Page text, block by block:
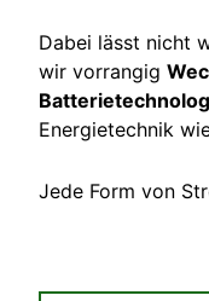
Dabei lässt nicht
wir vorrangig
Energietechnik
Jede Form von